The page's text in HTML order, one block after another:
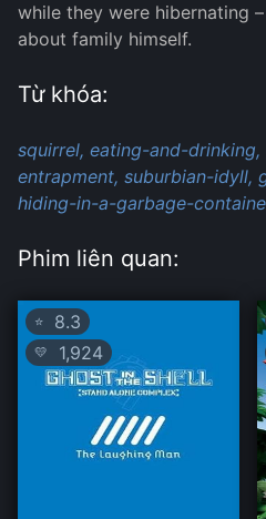
while they were hibernating
about family himself.
Từ khóa:
squirrel, eating-and-drinking,
entrapment, suburbian-idyll,
hiding-in-a-garbage-
Phim liên quan:
⭐ 8.3
💛 1,924